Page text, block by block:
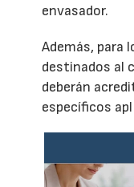
envasador.
Además, para
destinados al
deberán
específicos